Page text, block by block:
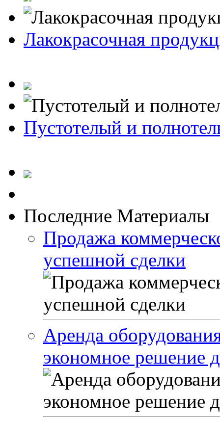
Лакокрасочная
Пустотелый и
Последние Материалы
Продажа
успешной сделки
Аренда
экономное решение